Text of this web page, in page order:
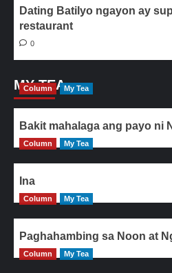
Dating Batilyo ngayon ay
restaurant
0
MY TEA
Column My Tea
Bakit mahalaga ang payo ni
Column My Tea
Ina
Column My Tea
Paghahambing sa Noon at
Column My Tea